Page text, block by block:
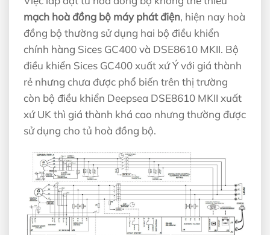
mạch hoà đồng bộ máy phát điện, hiện nay hoà
đồng bộ thường sử dụng hai bộ điều khiển
chính hàng Sices GC400 và DSE8610 MKII. Bộ
điều khiển Sices GC400 xuất xứ Ý với giá thành
rẻ nhưng chưa được phổ biến trên thị trường
còn bộ điều khiển Deepsea DSE8610 MKII xuất
xứ UK thì giá thành khá cao nhưng thường được
sử dụng cho tủ hoà đồng bộ.